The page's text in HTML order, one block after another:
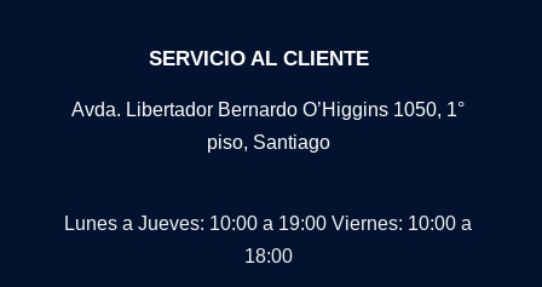
SERVICIO AL CLIENTE
Avda. Libertador Bernardo O’Higgins 1050, 1°
piso, Santiago
Lunes a Jueves: 10:00 a 19:00 Viernes: 10:00 a
18:00